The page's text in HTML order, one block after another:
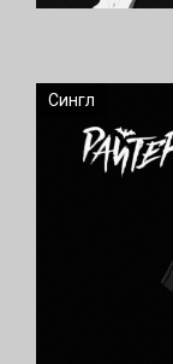
Сингл